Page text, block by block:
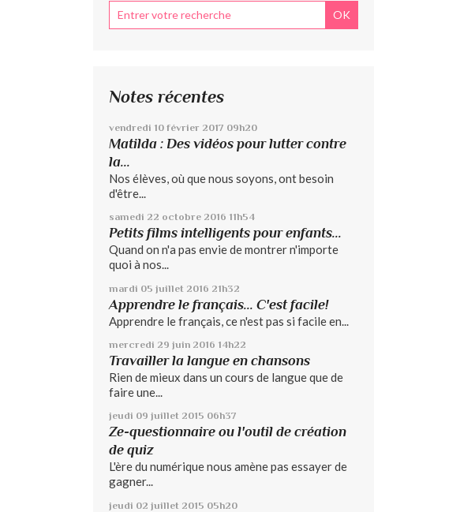
Notes récentes
vendredi 10 février 2017 09h20
Matilda : Des vidéos pour lutter contre
la...
Nos élèves, où que nous soyons, ont besoin
d'être...
samedi 22 octobre 2016 11h54
Petits films intelligents pour enfants...
Quand on n'a pas envie de montrer n'importe
quoi à nos...
mardi 05 juillet 2016 21h32
Apprendre le français... C'est facile!
Apprendre le français, ce n'est pas si facile en...
mercredi 29 juin 2016 14h22
Travailler la langue en chansons
Rien de mieux dans un cours de langue que de
faire une...
jeudi 09 juillet 2015 06h37
Ze-questionnaire ou l'outil de création
de quiz
L'ère du numérique nous amène pas essayer de
gagner...
jeudi 02 juillet 2015 05h20